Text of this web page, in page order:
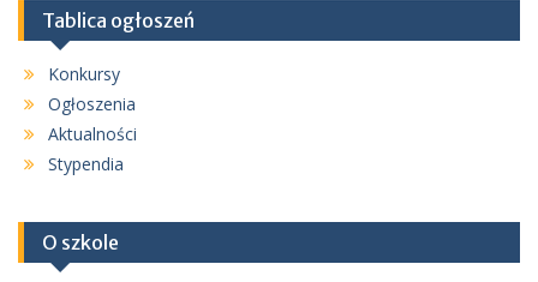
Tablica ogłoszeń
Konkursy
Ogłoszenia
Aktualności
Stypendia
O szkole